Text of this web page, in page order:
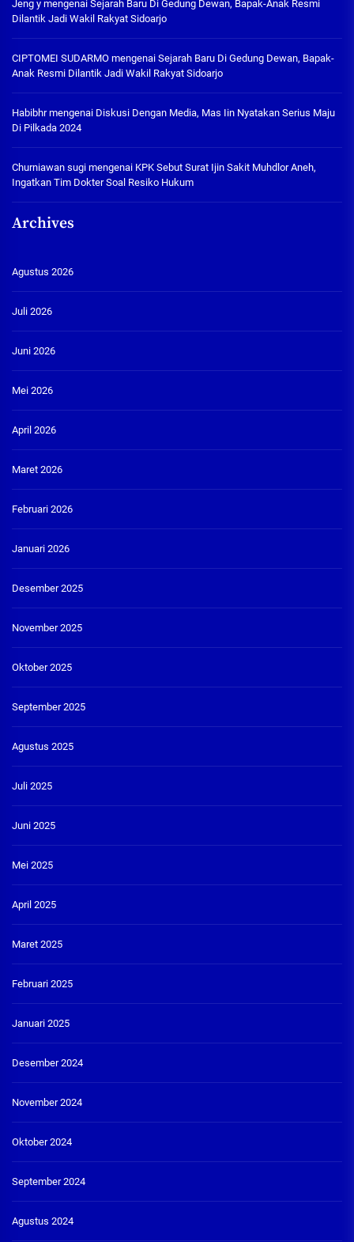
Jeng y mengenai Sejarah Baru Di Gedung Dewan, Bapak-Anak Resmi
Dilantik Jadi Wakil Rakyat Sidoarjo
CIPTOMEI SUDARMO mengenai Sejarah Baru Di Gedung Dewan, Bapak-
Anak Resmi Dilantik Jadi Wakil Rakyat Sidoarjo
Habibhrmengenai Diskusi Dengan Media, Mas Iin Nyatakan Serius Maju
Di Pilkada 2024
Churniawan sugi mengenai KPK Sebut Surat Ijin Sakit Muhdlor Aneh,
Ingatkan Tim Dokter Soal Resiko Hukum
Archives
Agustus 2026
Juli 2026
Juni 2026
Mei 2026
April 2026
Maret 2026
Februari 2026
Januari 2026
Desember 2025
November 2025
Oktober 2025
September 2025
Agustus 2025
Juli 2025
Juni 2025
Mei 2025
April 2025
Maret 2025
Februari 2025
Januari 2025
Desember 2024
November 2024
Oktober 2024
September 2024
Agustus 2024